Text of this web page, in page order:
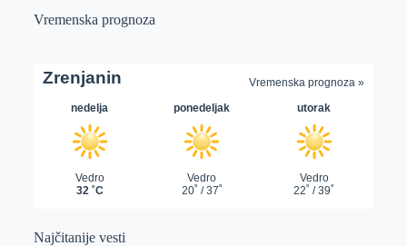
Vremenska prognoza
Najčitanije vesti